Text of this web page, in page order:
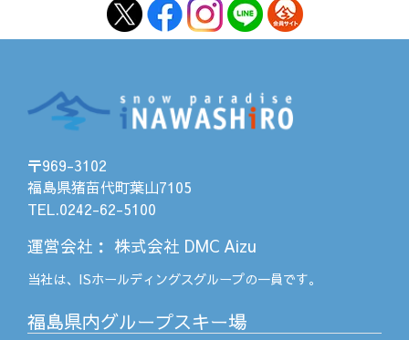
〒969-3102
福島県猪苗代町葉山7105
TEL.0242-62-5100
運営会社 ： 株式会社 DMC Aizu
当社は、 ISホールディングスグループの一員です。
福島県内グループスキー場